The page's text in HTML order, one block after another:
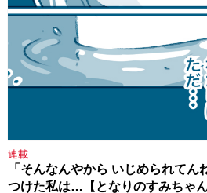
連載
「そんなんやから いじめられて
つけた私は…【となりのすみちゃ